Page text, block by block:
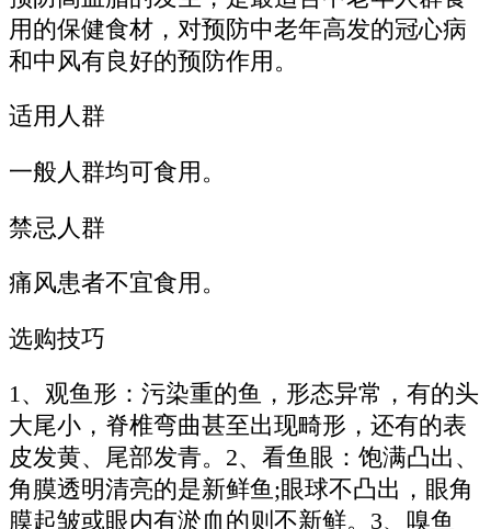
用的保健食材，对预防中老年高发的冠心病
和中风有良好的预防作用。
适用人群
一般人群均可食用。
禁忌人群
痛风患者不宜食用。
选购技巧
1、观鱼形：污染重的鱼，形态异常，有的头
大尾小，脊椎弯曲甚至出现畸形，还有的表
皮发黄、尾部发青。2、看鱼眼：饱满凸出、
角膜透明清亮的是新鲜鱼;眼球不凸出，眼角
膜起皱或眼内有淤血的则不新鲜。3、嗅鱼